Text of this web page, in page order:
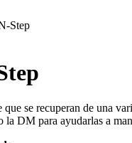
Step
se recuperan de una
DM para ayudarlas a